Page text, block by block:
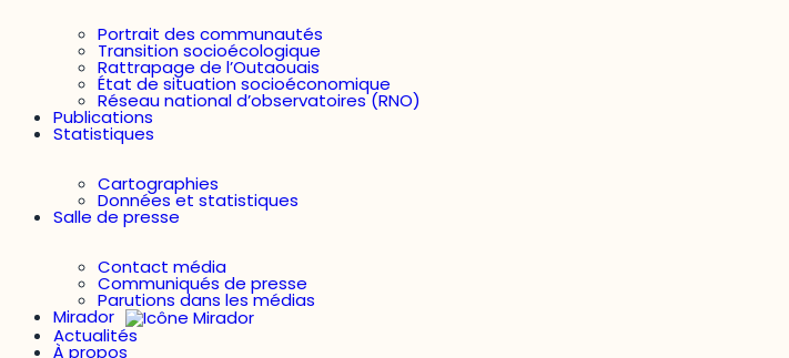
Portrait des communautés
Transition socioécologique
Rattrapage de l’Outaouais
État de situation socioéconomique
Réseau national d’observatoires (RNO)
Publications
Statistiques
Cartographies
Données et statistiques
Salle de presse
Contact média
Communiqués de presse
Parutions dans les médias
Mirador
Actualités
À propos